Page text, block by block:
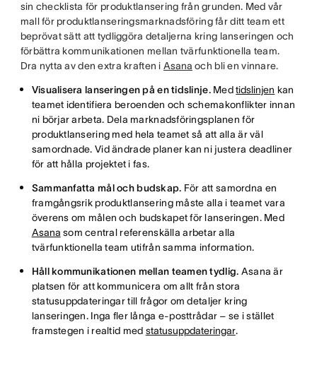
sin checklista för produktlansering från grunden. Med vår
mall för produktlanseringsmarknadsföring får ditt team ett
beprövat sätt att tydliggöra detaljerna kring lanseringen och
förbättra kommunikationen mellan tvärfunktionella team.
Dra nytta av den extra kraften i Asana och bli en vinnare.
Visualisera lanseringen på en tidslinje. Medtidslinjen kan
teamet identifiera beroenden och schemakonflikter innan
ni börjar arbeta. Dela marknadsföringsplanen för
produktlansering med hela teamet så att alla är väl
samordnade. Vid ändrade planer kan ni justera deadliner
för att hålla projektet i fas.
Sammanfatta mål och budskap. För att samordna en
framgångsrik produktlansering måste alla i teamet vara
överens om målen och budskapet för lanseringen. Med
Asana som central referenskälla arbetar alla
tvärfunktionella team utifrån samma information.
Håll kommunikationen mellan teamen tydlig. Asana är
platsen för att kommunicera om allt från stora
statusuppdateringar till frågor om detaljer kring
lanseringen. Inga fler långa e-posttrådar – se i stället
framstegen i realtid med statusuppdateringar.